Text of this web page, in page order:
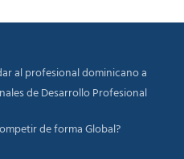
al profesional dominicano a
de Desarrollo Profesional
de forma Global?